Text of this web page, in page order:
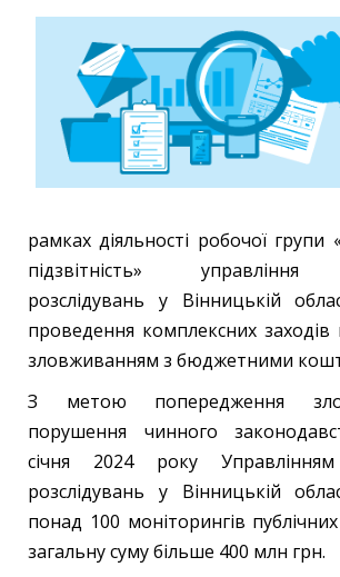
рамках діяльності робочої групи
підзвітність» управління
розслідувань у Вінницькій
проведення комплексних
зловживанням з бюджетними
З метою попередження
порушення чинного
січня 2024 року Управлінням
розслідувань у Вінницькій
понад 100 моніторингів
загальну суму більше 400 млн грн.